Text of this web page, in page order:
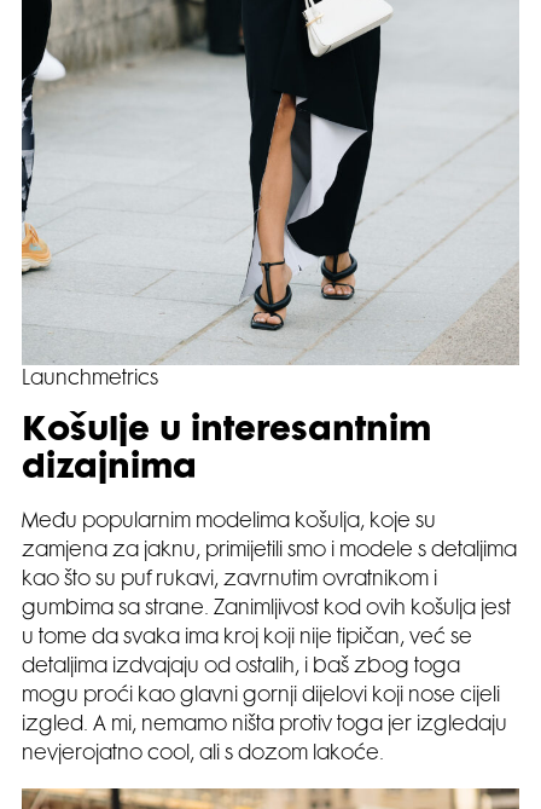
Launchmetrics
Košulje u interesantnim
dizajnima
Među popularnim modelima košulja, koje su
zamjena za jaknu, primijetili smo i modele s detaljima
kao što su puf rukavi, zavrnutim ovratnikom i
gumbima sa strane. Zanimljivost kod ovih košulja jest
u tome da svaka ima kroj koji nije tipičan, već se
detaljima izdvajaju od ostalih, i baš zbog toga
mogu proći kao glavni gornji dijelovi koji nose cijeli
izgled. A mi, nemamo ništa protiv toga jer izgledaju
nevjerojatno cool, ali s dozom lakoće.